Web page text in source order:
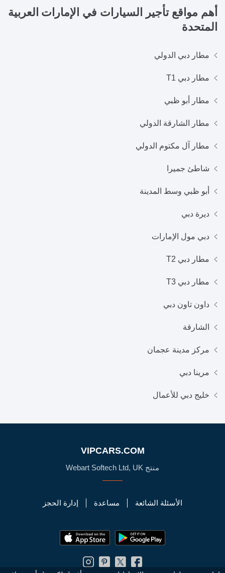
أهم مواقع تأجير السيارات في الإمارات العربية
المتحدة
مطار دبي الدولي
مطار دبي T1
مطار أبو ظبي
مطار الشارقة الدولي
مطار آل مكتوم الدولي
شاطئ جميرا
أبو ظبي وسط المدينة
ديرة دبي
دبي مول الإمارات
مطار دبي T2
مطار دبي T3
داون تاون دبي
الشارقة
مركز مدينة عجمان
مرينا دبي
خليج دبي للأعمال
VIPCARS.COM
منتج Webart Softech Ltd, UK
الأسئلة الشائعة مساعدة إدارة الحجز